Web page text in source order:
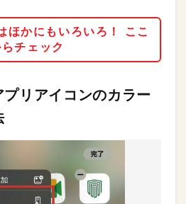
ほかにもいろいろ！ ここ
チェック
リアイコンのカラー